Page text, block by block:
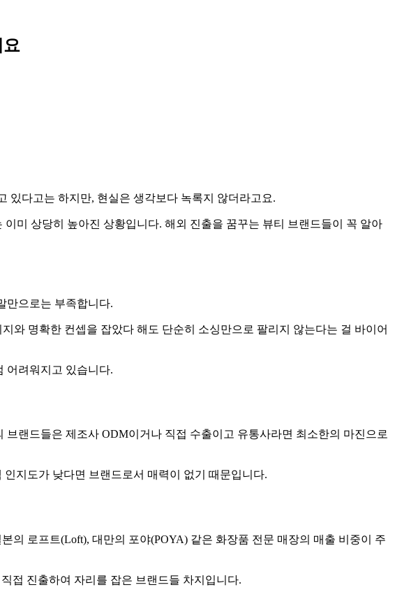
있다고는 하지만, 현실은 생각보다 녹록지 않더라고요.
미 상당히 높아진 상황입니다. 해외 진출을 꿈꾸는 뷰티 브랜드들이 꼭 알아
만으로는 부족합니다.
와 명확한 컨셉을 잡았다 해도 단순히 소싱만으로 팔리지 않는다는 걸 바이어
어려워지고 있습니다.
랜드들은 제조사 ODM이거나 직접 수출이고 유통사라면 최소한의 마진으로
지도가 낮다면 브랜드로서 매력이 없기 때문입니다.
의 로프트(Loft), 대만의 포야(POYA) 같은 화장품 전문 매장의 매출 비중이 주
접 진출하여 자리를 잡은 브랜드들 차지입니다.